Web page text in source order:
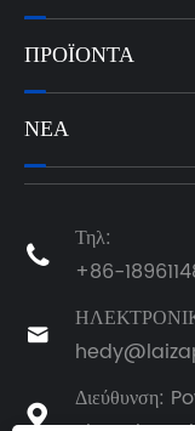
ΠΡΟΪΌΝΤΑ
ΝΈΑ

Τηλ:
+86-


Διεύθυνση: